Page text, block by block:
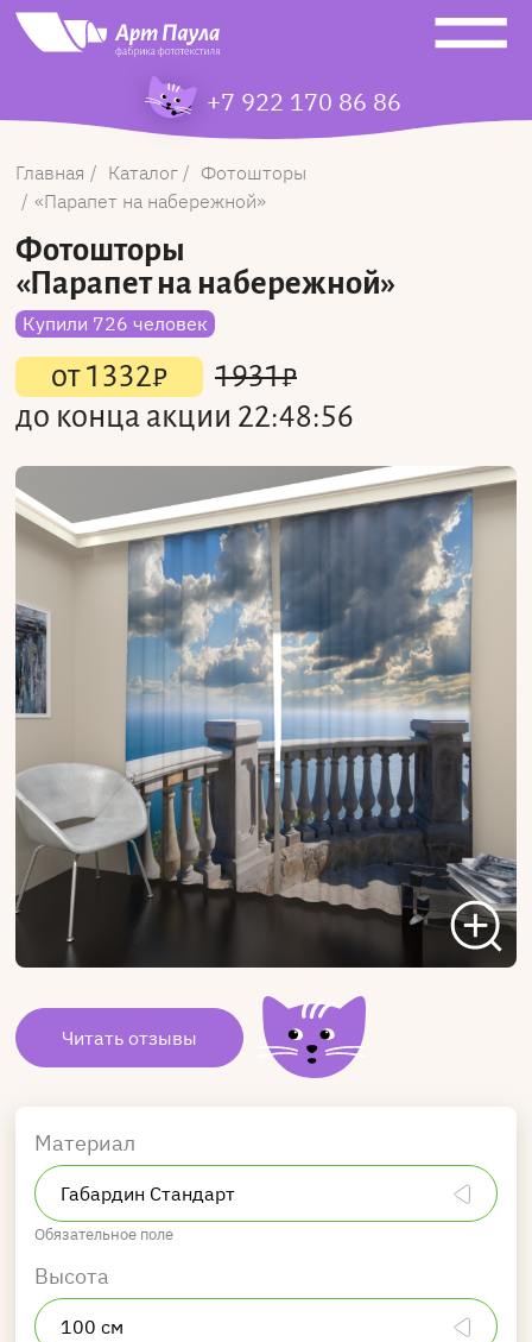
+7 922 170 86 86
Главная Каталог
Фотошторы
Парапет на набережной
Фотошторы
«Парапет на набережной»
Купили 726 человек
от1332₽ 1931₽
до конца акции 22:48:56
Читать отзывы
Материал
Обязательное поле
Высота